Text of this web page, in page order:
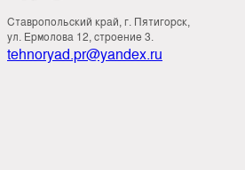
Ставропольский край, г. Пятигорск,
ул. Ермолова 12, строение 3.
tehnoryad.pr@yandex.ru